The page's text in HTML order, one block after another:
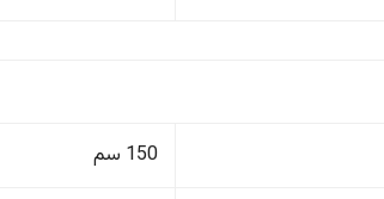
150 سم